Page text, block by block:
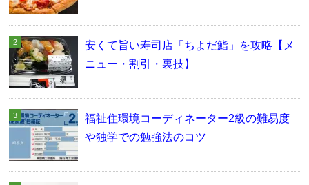
安くて旨い寿司店「ちよだ鮨」を攻略【メ
ニュー・割引・裏技】
福祉住環境コーディネーター2級の難易度
や独学での勉強法のコツ